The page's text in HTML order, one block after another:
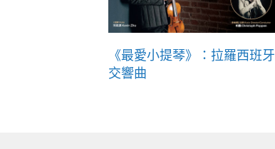
《最愛小提琴》：拉羅西班牙
交響曲